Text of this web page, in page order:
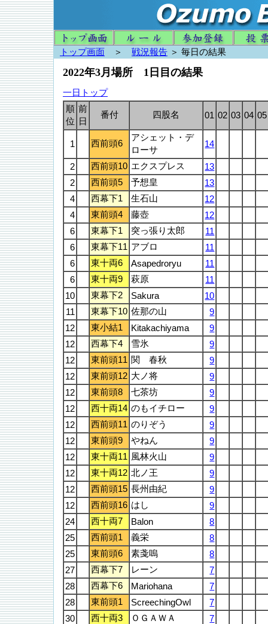
トップ画面 ＞ 戦況報告 ＞ 毎日の結果
2022年3月場所 1日目の結果
一日トップ
順
位
前
日
番付 四股名 01 02 03 04 05
1 西前頭6
アシェット・デ
ローサ
14
2 西前頭10 エクスプレス
13
2
西前頭5 予想皇
13
4
西幕下1 生石山
12
4
東前頭4 藤壺
12
6
東幕下1 突っ張り太郎
11
6
東幕下11 アブロ
11
6
東十両6 Asapedroryu
11
6
東十両9 萩原
11
10
東幕下2 Sakura
10
11
東幕下10 佐那の山
9
12
東小結1 Kitakachiyama
9
12
西幕下4 雪氷
9
12
東前頭11 関 春秋
9
12
東前頭12 大ノ将
9
12
東前頭8 七茶坊
9
12
西十両14 のもイチロー
9
12
西前頭11 のりぞう
9
12
東前頭9 やねん
9
12
東十両11 風林火山
9
12
東十両12 北ノ王
9
12
西前頭15 長州由紀
9
12
西前頭16 はし
9
24
西十両7 Balon
8
25
西前頭1 義栄
8
25
東前頭6 素戔嗚
8
27
西幕下7 レーン
7
28
西幕下6 Mariohana
7
28
東前頭1 ScreechingOwl
7
30
西十両3 ＯＧＡＷＡ
7